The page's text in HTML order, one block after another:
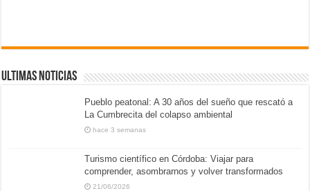
ULTIMAS NOTICIAS
Pueblo peatonal: A 30 años del sueño que rescató a
La Cumbrecita del colapso ambiental
hace 3 semanas
Turismo científico en Córdoba: Viajar para
comprender, asombrarnos y volver transformados
21/06/2026